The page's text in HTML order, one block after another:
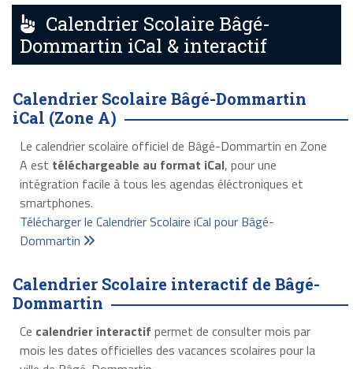
Calendrier Scolaire Bâgé-
Dommartin iCal & interactif
Calendrier Scolaire Bâgé-Dommartin
iCal (Zone A)
Le calendrier scolaire officiel de Bâgé-Dommartin en Zone
A est téléchargeable au format iCal, pour une
intégration facile à tous les agendas éléctroniques et
smartphones.
Télécharger le Calendrier Scolaire iCal pour Bâgé-
Dommartin
Calendrier Scolaire interactif de Bâgé-
Dommartin
Ce calendrier interactif permet de consulter mois par
mois les dates officielles des vacances scolaires pour la